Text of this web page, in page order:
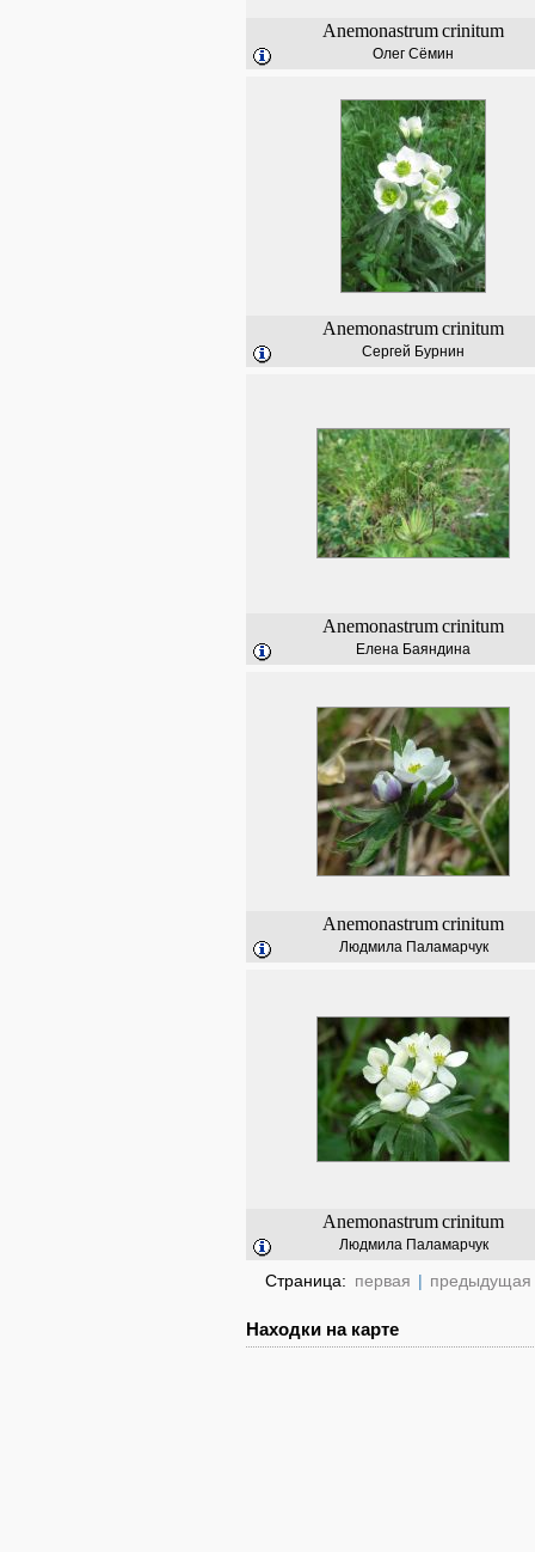
Anemonastrumcrinitum
Олег Сёмин
Anemonastrumcrinitum
Сергей Бурнин
Anemonastrumcrinitum
Елена Баяндина
Anemonastrumcrinitum
Людмила Паламарчук
Anemonastrumcrinitum
Людмила Паламарчук
Страница: первая | предыдущая
Находки на карте